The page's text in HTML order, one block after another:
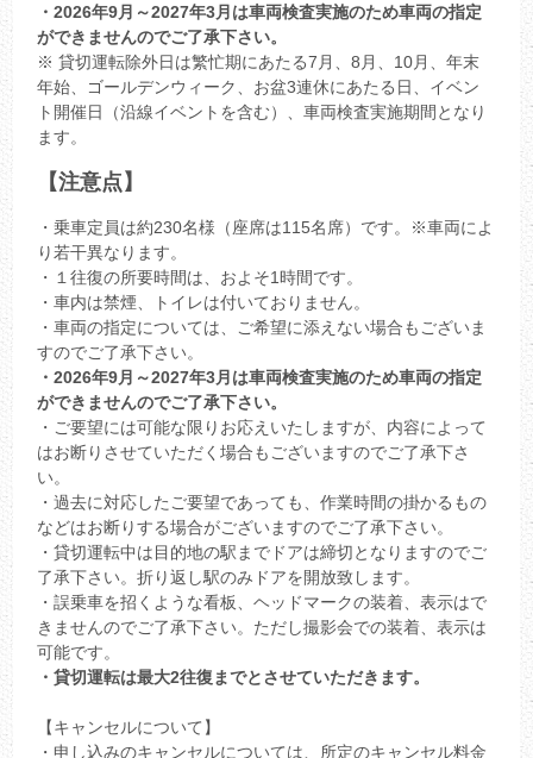
・2026年9月～2027年3月は車両検査実施のため車両の指定
ができませんのでご了承下さい。
※ 貸切運転除外日は繁忙期にあたる7月、8月、10月、年末
年始、ゴールデンウィーク、お盆3連休にあたる日、イベン
ト開催日（沿線イベントを含む）、車両検査実施期間となり
ます。
【注意点】
・乗車定員は約230名様（座席は115名席）です。※車両によ
り若干異なります。
・１往復の所要時間は、およそ1時間です。
・車内は禁煙、トイレは付いておりません。
・車両の指定については、ご希望に添えない場合もございま
すのでご了承下さい。
・2026年9月～2027年3月は車両検査実施のため車両の指定
ができませんのでご了承下さい。
・ご要望には可能な限りお応えいたしますが、内容によって
はお断りさせていただく場合もございますのでご了承下さ
い。
・過去に対応したご要望であっても、作業時間の掛かるもの
などはお断りする場合がございますのでご了承下さい。
・貸切運転中は目的地の駅までドアは締切となりますのでご
了承下さい。折り返し駅のみドアを開放致します。
・誤乗車を招くような看板、ヘッドマークの装着、表示はで
きませんのでご了承下さい。ただし撮影会での装着、表示は
可能です。
・貸切運転は最大2往復までとさせていただきます。
【キャンセルについて】
・申し込みのキャンセルについては、所定のキャンセル料金